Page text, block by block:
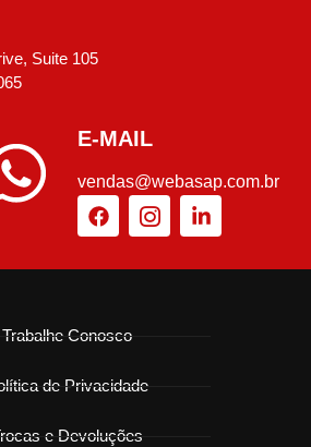
Suite 105
E-MAIL
vendas@webasap.com.br
Trabalhe Conosco
de Privacidade
e Devoluções